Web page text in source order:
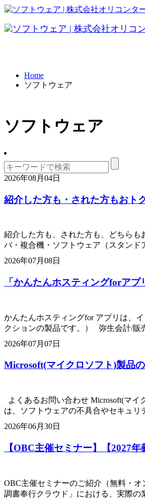
Home
ソフトウェア
ソフトウェア
2026年08月04日
紹介した方も・された方もおト
紹介した方も、された方も、どちらも
バ・複合機・ソフトウェア（スタン
2026年07月08日
「かんたんホスティングforア
かんたんホスティングfor アプリは、
クションの製品です。） 弥生会計/販
2026年07月07日
Microsoft(マイクロソフト)製品
よくあるお問い合わせ Microsoft(マ
は、ソフトウェアの不具合やセキュ
2026年06月30日
【OBC主催セミナー】【2027
OBC主催セミナーのご紹介（無料・
調書奉行クラウド」における、実際